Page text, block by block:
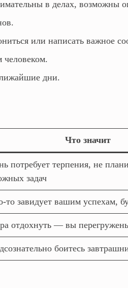
в делах, возможны
или написать важное
дни.
Что значит
потребует терпения, не
задач
завидует вашим успехам,
отдохнуть — вы
боитесь